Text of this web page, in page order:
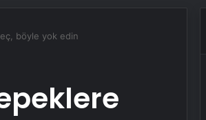
böyle yok edin